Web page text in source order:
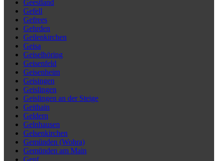
Geestland
Gefell
Gefrees
Gehrden
Geilenkirchen
Geisa
Geiselhöring
Geisenfeld
Geisenheim
Geisingen
Geislingen
Geislingen an der Steige
Geithain
Geldern
Gelnhausen
Gelsenkirchen
Gemünden (Wohra)
Gemünden am Main